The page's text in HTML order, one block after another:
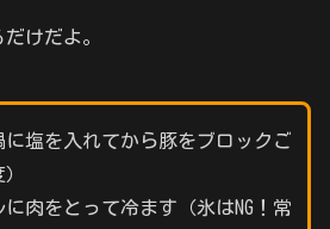
けだよ。
塩を入れてから豚をブロックご
肉をとって冷ます（氷はNG！常